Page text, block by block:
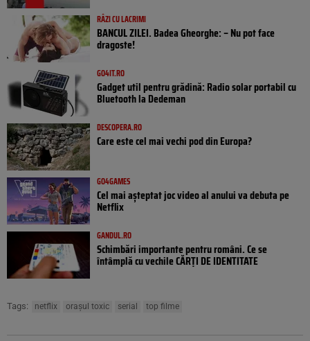
RÂZI CU LACRIMI
BANCUL ZILEI. Badea Gheorghe: – Nu pot face
dragoste!
GO4IT.RO
Gadget util pentru grădină: Radio solar portabil cu
Bluetooth la Dedeman
DESCOPERA.RO
Care este cel mai vechi pod din Europa?
GO4GAMES
Cel mai așteptat joc video al anului va debuta pe
Netflix
GANDUL.RO
Schimbări importante pentru români. Ce se
întâmplă cu vechile CĂRȚI DE IDENTITATE
Tags: netflix orașul toxic serial top filme